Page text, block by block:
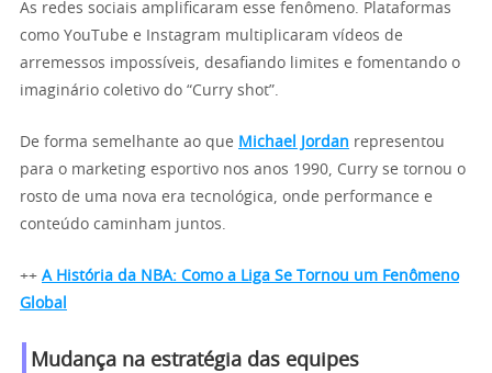
As redes sociais amplificaram esse fenômeno. Plataformas
como YouTube e Instagram multiplicaram vídeos de
arremessos impossíveis, desafiando limites e fomentando o
imaginário coletivo do “Curry shot”.
De forma semelhante ao que Michael Jordan representou
para o marketing esportivo nos anos 1990, Curry se tornou o
rosto de uma nova era tecnológica, onde performance e
conteúdo caminham juntos.
++ A História da NBA: Como a Liga Se Tornou um Fenômeno
Global
Mudança na estratégia das equipes